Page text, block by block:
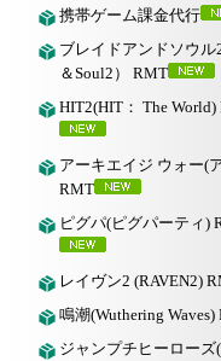
携帯ゲーム課金代行
ブレイドアンドソウル
＆Soul2） RMT
HIT2(HIT： The World)
アーキエイジ ウォー(
RMT
ピグパ(ピグパーティ)
レイヴン2 (RAVEN2)
鳴潮(Wuthering Waves)
ジャンプチヒーローズ